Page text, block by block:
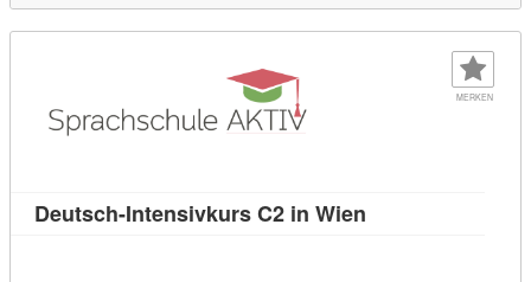
MERKEN
Deutsch-Intensivkurs C2 in Wien